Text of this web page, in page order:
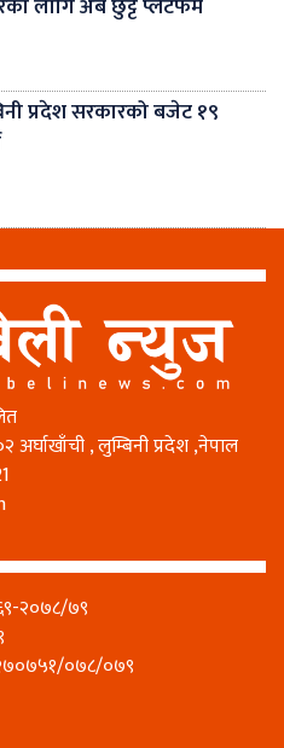
प्रदेश सरकारको बजेट १९
अर्घाखाँची , लुम्बिनी प्रदेश ,नेपाल
२०७८/७९
०७८/०७९